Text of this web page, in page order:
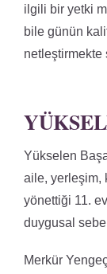
ilgili bir yetki
bile günün
netleştirmekte
Yükselen
aile, yerleşim,
yönettiği 11.
duygusal
Merkür